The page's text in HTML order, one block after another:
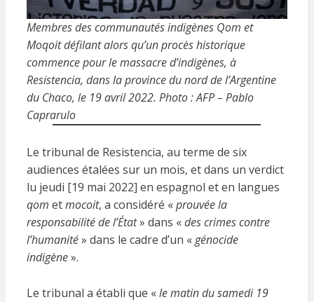
Membres des communautés indigènes Qom et
Moqoit défilant alors qu’un procès historique
commence pour le massacre d’indigènes, à
Resistencia, dans la province du nord de l’Argentine
du Chaco, le 19 avril 2022. Photo : AFP – Pablo
Caprarulo
Le tribunal de Resistencia, au terme de six
audiences étalées sur un mois, et dans un verdict
lu jeudi [19 mai 2022] en espagnol et en langues
qom etmocoit, a considéré «prouvée la
responsabilité de l’État» dans «des crimes contre
l’humanité» dans le cadre d’un «génocide
indigène».
Le tribunal a établi que «le matin du samedi 19